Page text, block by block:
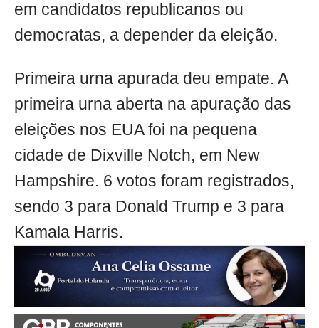
em candidatos republicanos ou
democratas, a depender da eleição.
Primeira urna apurada deu empate. A
primeira urna aberta na apuração das
eleições nos EUA foi na pequena
cidade de Dixville Notch, em New
Hampshire. 6 votos foram registrados,
sendo 3 para Donald Trump e 3 para
Kamala Harris.